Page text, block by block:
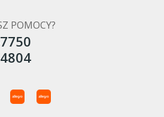
POMOCY?